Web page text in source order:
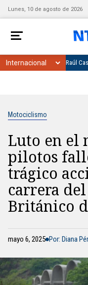
Lunes, 10 de agosto de 2026
Raúl
Motociclismo
Luto en el
pilotos
trágico
carrera
Británico
mayo 6, 2025 Por: Diana